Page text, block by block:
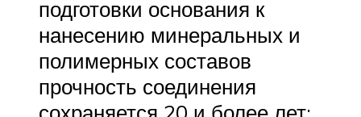
подготовки основания к
нанесению минеральных и
полимерных составов
прочность соединения